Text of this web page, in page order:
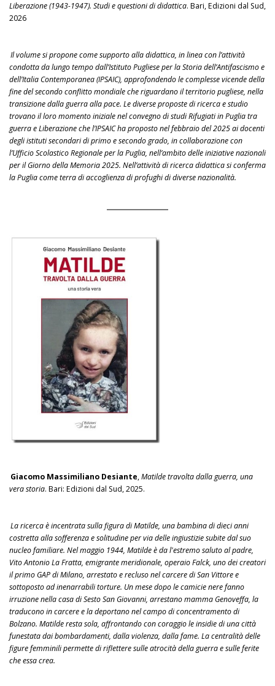
Liberazione (1943-1947). Studi e questioni di didattica. Bari, Edizioni dal Sud,
2026
Il volume si propone come supporto alla didattica, in linea con l’attività
condotta da lungo tempo dall’Istituto Pugliese per la Storia dell’Antifascismo e
dell’Italia Contemporanea (IPSAIC), approfondendo le complesse vicende della
fine del secondo conflitto mondiale che riguardano il territorio pugliese, nella
transizione dalla guerra alla pace. Le diverse proposte di ricerca e studio
trovano il loro momento iniziale nel convegno di studi Rifugiati in Puglia tra
guerra e Liberazione che l’IPSAIC ha proposto nel febbraio del 2025 ai docenti
degli istituti secondari di primo e secondo grado, in collaborazione con
l’Ufficio Scolastico Regionale per la Puglia, nell’ambito delle iniziative nazionali
per il Giorno della Memoria 2025. Nell’attività di ricerca didattica si conferma
la Puglia come terra di accoglienza di profughi di diverse nazionalità.
Giacomo Massimiliano Desiante,Matilde travolta dalla guerra, una
vera storia. Bari: Edizioni dal Sud, 2025.
La ricerca è incentrata sulla figura di Matilde, una bambina di dieci anni
costretta alla sofferenza e solitudine per via delle ingiustizie subite dal suo
nucleo familiare. Nel maggio 1944, Matilde è da l'estremo saluto al padre,
Vito Antonio La Fratta, emigrante meridionale, operaio Falck, uno dei creatori
il primo GAP di Milano, arrestato e recluso nel carcere di San Vittore e
sottoposto ad inenarrabili torture. Un mese dopo le camicie nere fanno
irruzione nella casa di Sesto San Giovanni, arrestano mamma Genoveffa, la
traducono in carcere e la deportano nel campo di concentramento di
Bolzano. Matilde resta sola, affrontando con coraggio le insidie di una città
funestata dai bombardamenti, dalla violenza, dalla fame. La centralità delle
figure femminili permette di riflettere sulle atrocità della guerra e sulle ferite
che essa crea.